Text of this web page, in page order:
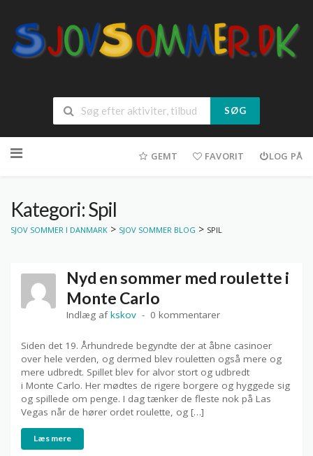
SØG
til
GEMT FAVORIT LOG PÅ
Kategori: Spil
SJOV SOMMER I DANMARK > SJOV SOMMER BLOG > SPIL
Nyd en sommer med roulette i
Monte Carlo
Indlæg afkskov 0 kommentarer
Siden det 19. Århundrede begyndte der at åbne casinoer
over hele verden, og dermed blev rouletten også mere og
mere udbredt. Spillet blev for alvor stort og udbredt
i Monte Carlo. Her mødtes de rigere borgere og hyggede sig
og spillede om penge. I dag tænker de fleste nok på Las
Vegas når de hører ordet roulette, og […]
Læs mere